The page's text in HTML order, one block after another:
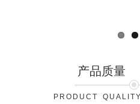
产品质量
PRODUCT